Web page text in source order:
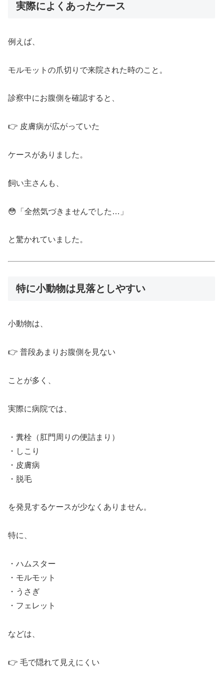
実際によくあったケース
例えば、
モルモットの爪切りで来院された時のこと。
診察中にお腹側を確認すると、
👉 皮膚病が広がっていた
ケースがありました。
飼い主さんも、
😳「全然気づきませんでした…」
と驚かれていました。
特に小動物は見落としやすい
小動物は、
👉 普段あまりお腹側を見ない
ことが多く、
実際に病院では、
・糞栓（肛門周りの便詰まり）
・しこり
・皮膚病
・脱毛
を発見するケースが少なくありません。
特に、
・ハムスター
・モルモット
・うさぎ
・フェレット
などは、
👉 毛で隠れて見えにくい